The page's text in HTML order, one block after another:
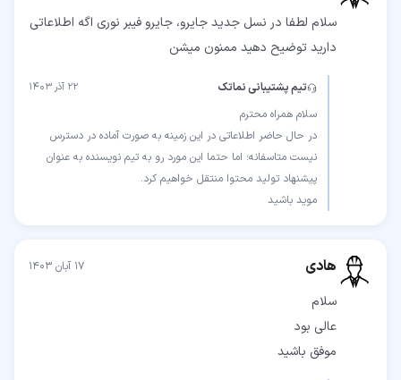
سلام لطفا در نسل جدید جایرو، جایرو فیبر نوری اگه اطلاعاتی
دارید توضیح دهید ممنون میشن
تیم پشتیبانی نماتک ۲۲ آذر ۱۴۰۳
در حال حاضر اطلاعاتی در این زمینه به صورت آماده در دسترس
نیست متاسفانه؛ اما حتما این مورد رو به تیم نویسنده به عنوان
موید باشید
هادی ۱۷ آبان ۱۴۰۳
موفق باشید